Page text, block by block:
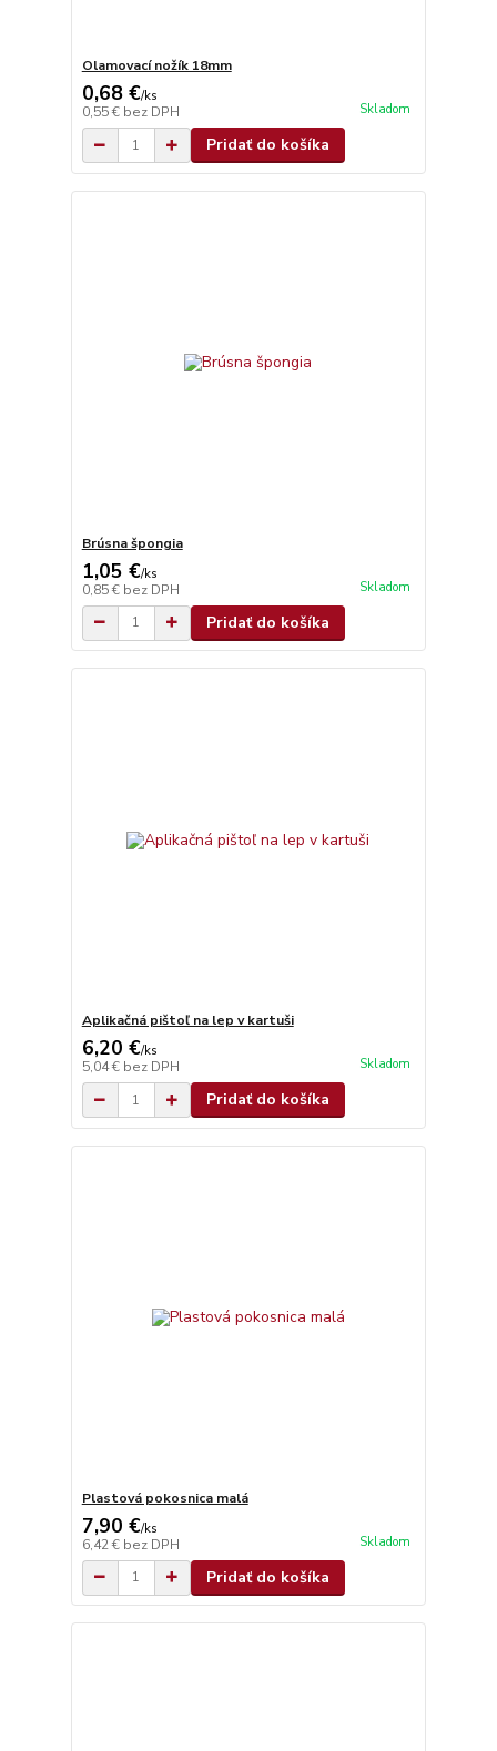
Olamovací nožík 18mm
0,68 €/ks
0,55 € bez DPH Skladom
Pridať do košíka
Brúsna špongia
1,05 €/ks
0,85 € bez DPH Skladom
Pridať do košíka
Aplikačná pištoľ na lep v kartuši
6,20 €/ks
5,04 € bez DPH Skladom
Pridať do košíka
Plastová pokosnica malá
7,90 €/ks
6,42 € bez DPH Skladom
Pridať do košíka